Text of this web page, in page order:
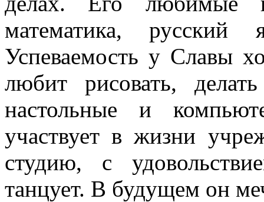
математика,
Успеваемость у Славы
любит рисовать,
настольные и
участвует в жизни
студию, с
танцует. В будущем он